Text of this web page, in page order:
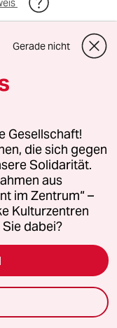
Gerade nicht
Gesellschaft!
die sich gegen
Solidarität.
aus
im Zentrum“ –
Kulturzentren
dabei?